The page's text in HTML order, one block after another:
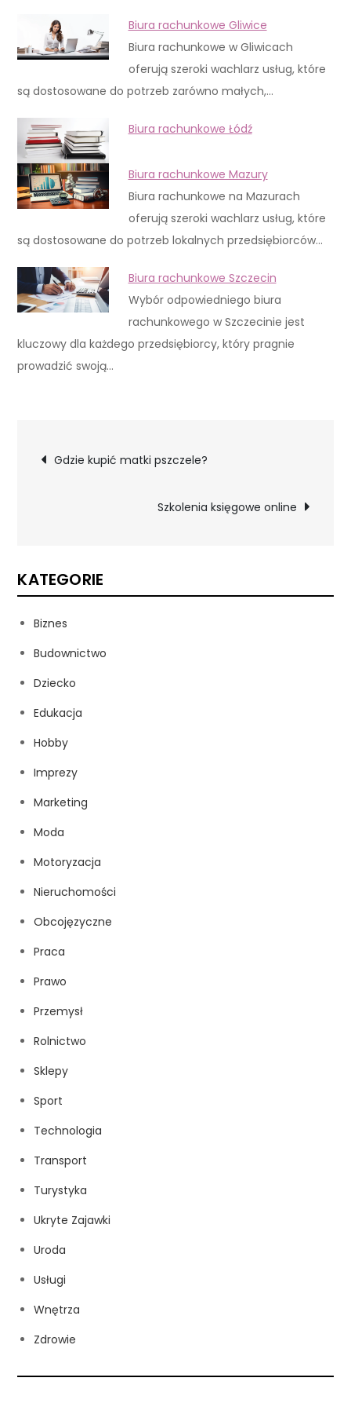
Biura rachunkowe Gliwice
Biura rachunkowe w Gliwicach
oferują szeroki wachlarz usług, które
są dostosowane do potrzeb zarówno małych,…
Biura rachunkowe Łódź
Biura rachunkowe Mazury
Biura rachunkowe na Mazurach
oferują szeroki wachlarz usług, które
są dostosowane do potrzeb lokalnych przedsiębiorców…
Biura rachunkowe Szczecin
Wybór odpowiedniego biura
rachunkowego w Szczecinie jest
kluczowy dla każdego przedsiębiorcy, który pragnie
prowadzić swoją…
Nawigacja
Gdzie kupić matki pszczele?
Szkolenia księgowe online
KATEGORIE
Biznes
Budownictwo
Dziecko
Edukacja
Hobby
Imprezy
Marketing
Moda
Motoryzacja
Nieruchomości
Obcojęzyczne
Praca
Prawo
Przemysł
Rolnictwo
Sklepy
Sport
Technologia
Transport
Turystyka
Ukryte Zajawki
Uroda
Usługi
Wnętrza
Zdrowie